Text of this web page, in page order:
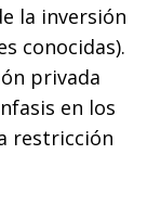
la inversión
conocidas).
privada
en los
restricción